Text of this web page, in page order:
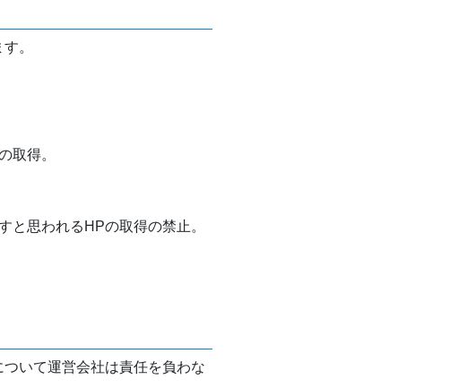
。
取得。
と思われるHPの取得の禁止。
いて運営会社は責任を負わな